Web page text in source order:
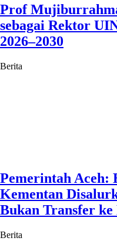
Prof
sebagai Rektor
2026–2030
Berita
Pemerintah Aceh:
Kementan
Bukan Transfer ke
Berita